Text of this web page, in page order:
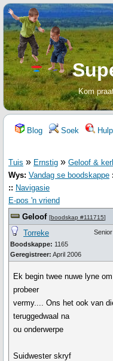
Kom
Blog Soek Hulp
Tuis » Ernstig » Geloof &
Wys: Vandag se boodskappe
:: Navigasie
E-pos 'n vriend
Geloof [boodskap #111715]
Torreke
Boodskappe: 1165
Geregistreer: April 2006
Ek begin twee nuwe lyne
probeer
vermy.... Ons het ook van
teruggedwaal na
ou onderwerpe
Suidwester skryf